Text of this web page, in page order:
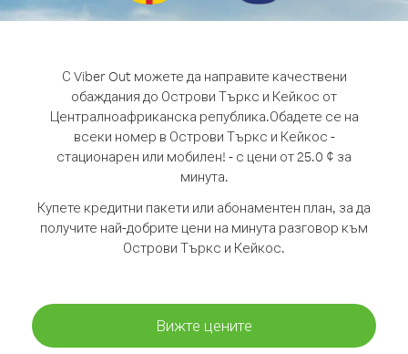
С Viber Out можете да направите качествени
обаждания до Острови Търкс и Кейкос от
Централноафриканска република.Обадете се на
всеки номер в Острови Търкс и Кейкос -
стационарен или мобилен! - с цени от 25.0 ¢ за
минута.
Купете кредитни пакети или абонаментен план, за да
получите най-добрите цени на минута разговор към
Острови Търкс и Кейкос.
Вижте цените